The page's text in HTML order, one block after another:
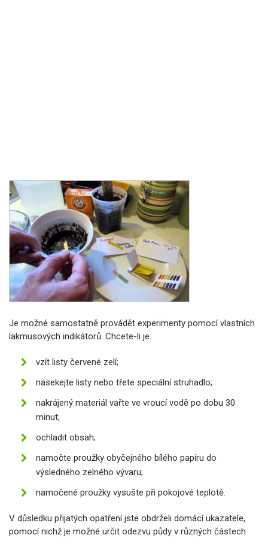
Je možné samostatně provádět experimenty pomocí vlastních
lakmusových indikátorů. Chcete-li je:
vzít listy červené zelí;
nasekejte listy nebo třete speciální struhadlo;
nakrájený materiál vařte ve vroucí vodě po dobu 30
minut;
ochladit obsah;
namočte proužky obyčejného bílého papíru do
výsledného zelného vývaru;
namočené proužky vysušte při pokojové teplotě.
V důsledku přijatých opatření jste obdrželi domácí ukazatele,
pomocí nichž je možné určit odezvu půdy v různých částech